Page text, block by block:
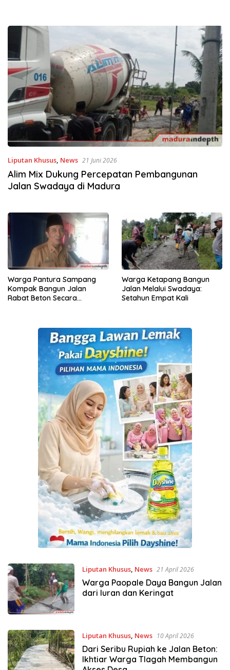
Liputan Khusus, News 21 Juni 2026
Alim Mix Dukung Percepatan Pembangunan
Jalan Swadaya di Madura
Warga Pantura Sampang
Kompak Bangun Jalan
Rabat Beton Secara
Warga Ketapang Bangun
Jalan Melalui Swadaya:
Setahun Empat Kali
Liputan Khusus, News 21 April 2026
Warga Paopale Daya Bangun Jalan
dari Iuran dan Keringat
Liputan Khusus, News 10 April 2026
Dari Seribu Rupiah ke Jalan Beton:
Ikhtiar Warga Tlagah Membangun